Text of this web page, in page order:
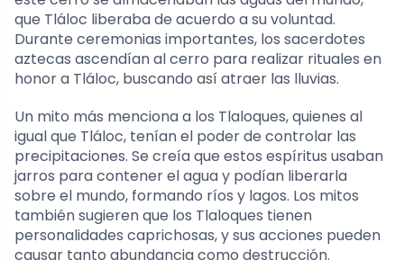
que Tláloc liberaba de acuerdo a su voluntad.
Durante ceremonias importantes, los sacerdotes
aztecas ascendían al cerro para realizar rituales en
honor a Tláloc, buscando así atraer las lluvias.
Un mito más menciona a los Tlaloques, quienes al
igual que Tláloc, tenían el poder de controlar las
precipitaciones. Se creía que estos espíritus usaban
jarros para contener el agua y podían liberarla
sobre el mundo, formando ríos y lagos. Los mitos
también sugieren que los Tlaloques tienen
personalidades caprichosas, y sus acciones pueden
causar tanto abundancia como destrucción.